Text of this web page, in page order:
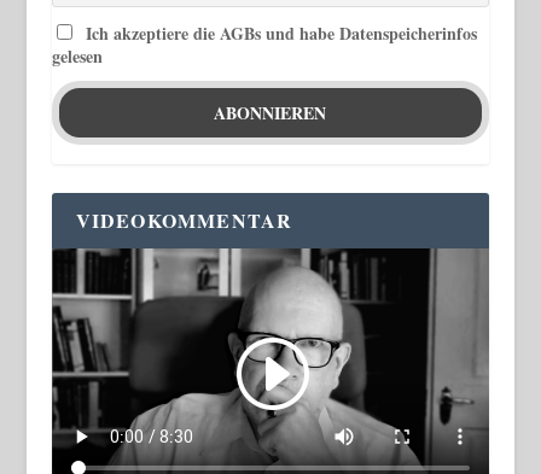
Ich akzeptiere die AGBs und habe Datenspeicherinfos
gelesen
VIDEOKOMMENTAR